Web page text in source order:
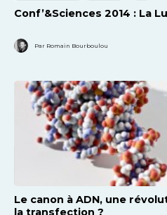
Conf’&Sciences 2014 : La
Par Romain Bourboulou
Le canon à ADN, une
la transfection ?